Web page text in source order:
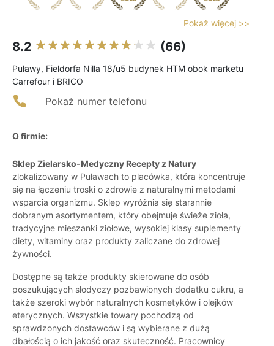
Pokaż więcej >>
8.2 (66)
Puławy, Fieldorfa Nilla 18/u5 budynek HTM obok marketu
Carrefour i BRICO
Pokaż numer telefonu
O firmie:
Sklep Zielarsko-Medyczny Recepty z Natury
zlokalizowany w Puławach to placówka, która koncentruje
się na łączeniu troski o zdrowie z naturalnymi metodami
wsparcia organizmu. Sklep wyróżnia się starannie
dobranym asortymentem, który obejmuje świeże zioła,
tradycyjne mieszanki ziołowe, wysokiej klasy suplementy
diety, witaminy oraz produkty zaliczane do zdrowej
żywności.
Dostępne są także produkty skierowane do osób
poszukujących słodyczy pozbawionych dodatku cukru, a
także szeroki wybór naturalnych kosmetyków i olejków
eterycznych. Wszystkie towary pochodzą od
sprawdzonych dostawców i są wybierane z dużą
dbałością o ich jakość oraz skuteczność. Pracownicy